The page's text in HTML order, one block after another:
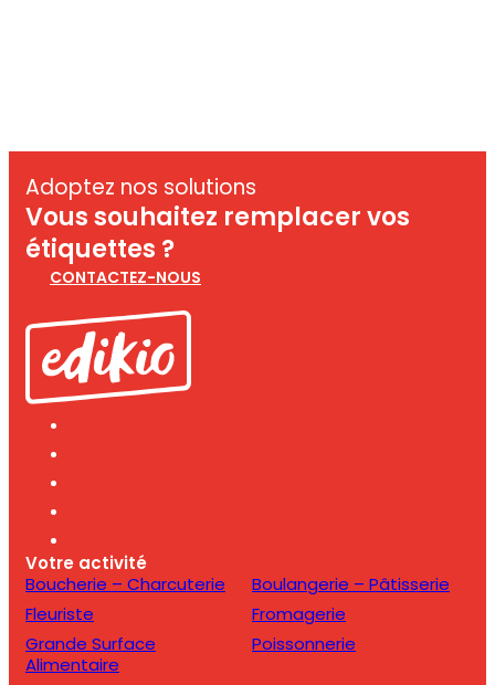
Adoptez nos solutions
Vous souhaitez remplacer vos
étiquettes ?
CONTACTEZ-NOUS
Votre activité
Boucherie – Charcuterie
Boulangerie – Pâtisserie
Fleuriste
Fromagerie
Grande Surface
Alimentaire
Poissonnerie